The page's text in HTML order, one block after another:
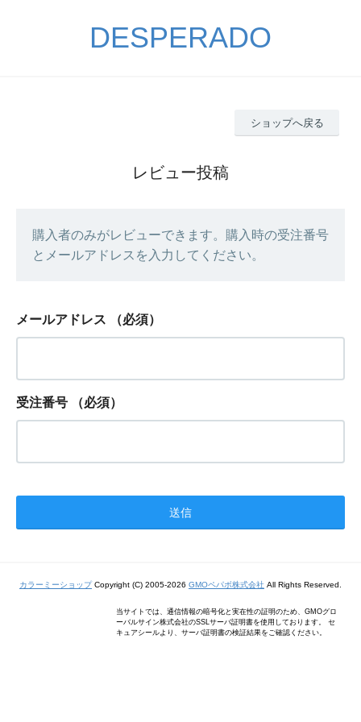
DESPERADO
ショップへ戻る
レビュー投稿
購入者のみがレビューできます。購入時の受注番号
とメールアドレスを入力してください。
メールアドレス （必須）
受注番号 （必須）
カラーミーショップCopyright (C) 2005-2026 GMOペパボ株式会社 All Rights Reserved.
当サイトでは、通信情報の暗号化と実在性の証明のため、GMOグロ
ーバルサイン株式会社のSSLサーバ証明書を使用しております。 セ
キュアシールより、サーバ証明書の検証結果をご確認ください。